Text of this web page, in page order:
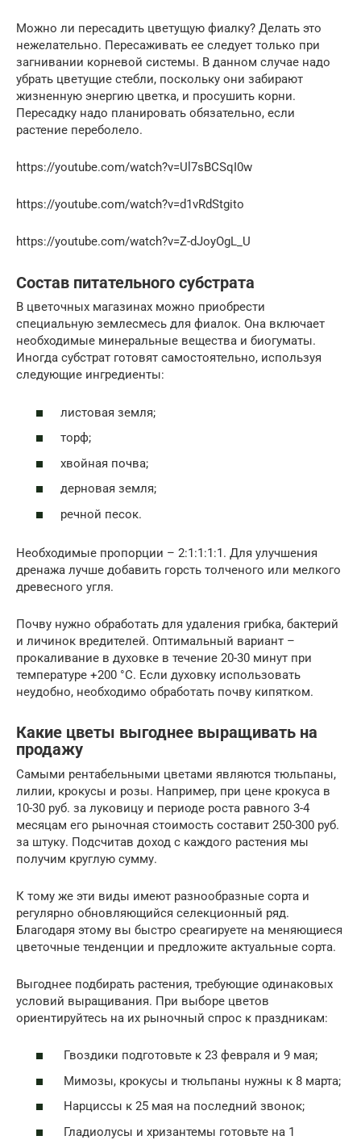
Можно ли пересадить цветущую фиалку? Делать это
нежелательно. Пересаживать ее следует только при
загнивании корневой системы. В данном случае надо
убрать цветущие стебли, поскольку они забирают
жизненную энергию цветка, и просушить корни.
Пересадку надо планировать обязательно, если
растение переболело.
https://youtube.com/watch?v=Ul7sBCSqI0w
https://youtube.com/watch?v=d1vRdStgito
https://youtube.com/watch?v=Z-dJoyOgL_U
Состав питательного субстрата
В цветочных магазинах можно приобрести
специальную землесмесь для фиалок. Она включает
необходимые минеральные вещества и биогуматы.
Иногда субстрат готовят самостоятельно, используя
следующие ингредиенты:
листовая земля;
торф;
хвойная почва;
дерновая земля;
речной песок.
Необходимые пропорции – 2:1:1:1:1. Для улучшения
дренажа лучше добавить горсть толченого или мелкого
древесного угля.
Почву нужно обработать для удаления грибка, бактерий
и личинок вредителей. Оптимальный вариант –
прокаливание в духовке в течение 20-30 минут при
температуре +200 °C. Если духовку использовать
неудобно, необходимо обработать почву кипятком.
Какие цветы выгоднее выращивать на
продажу
Самыми рентабельными цветами являются тюльпаны,
лилии, крокусы и розы. Например, при цене крокуса в
10-30 руб. за луковицу и периоде роста равного 3-4
месяцам его рыночная стоимость составит 250-300 руб.
за штуку. Подсчитав доход с каждого растения мы
получим круглую сумму.
К тому же эти виды имеют разнообразные сорта и
регулярно обновляющийся селекционный ряд.
Благодаря этому вы быстро среагируете на меняющиеся
цветочные тенденции и предложите актуальные сорта.
Выгоднее подбирать растения, требующие одинаковых
условий выращивания. При выборе цветов
ориентируйтесь на их рыночный спрос к праздникам:
Гвоздики подготовьте к 23 февраля и 9 мая;
Мимозы, крокусы и тюльпаны нужны к 8 марта;
Нарциссы к 25 мая на последний звонок;
Гладиолусы и хризантемы готовьте на 1